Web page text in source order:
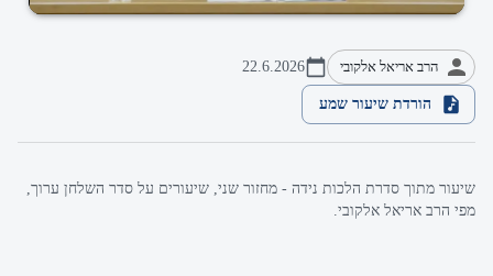
הרב אריאל אלקובי 22.6.2026
הורדת שיעור שמע
שיעור מתוך סדרת הלכות נידה - מחזור שני, שיעורים על סדר השלחן ערוך,
מפי הרב אריאל אלקובי.